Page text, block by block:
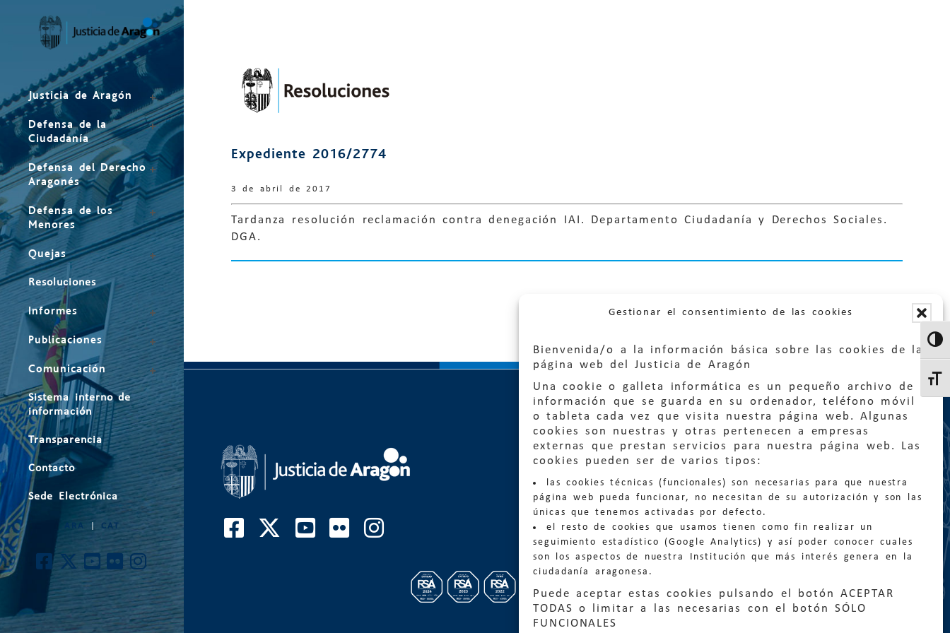
Gestionar el consentimiento de las cookies
Bienvenida/o a la información básica sobre las cookies de la
página web del Justicia de Aragón
Una cookie o galleta informática es un pequeño archivo de
información que se guarda en su ordenador, teléfono móvil
o tableta cada vez que visita nuestra página web. Algunas
cookies son nuestras y otras pertenecen a empresas
externas que prestan servicios para nuestra página web. Las
cookies pueden ser de varios tipos:
las cookies técnicas (funcionales) son necesarias para que nuestra
página web pueda funcionar, no necesitan de su autorización y son las
únicas que tenemos activadas por defecto.
el resto de cookies que usamos tienen como fin realizar un
seguimiento estadístico (Google Analytics) y así poder conocer cuales
son los aspectos de nuestra Institución que más interés genera en la
ciudadanía aragonesa.
Puede aceptar estas cookies pulsando el botón ACEPTAR
TODAS o limitar a las necesarias con el botón SÓLO
FUNCIONALES
Justicia de Aragón
Defensa de la
Ciudadanía
Defensa del Derecho
Aragonés
Defensa de los
Menores
Quejas
Resoluciones
Informes
Publicaciones
Comunicación
Sistema interno de
información
Transparencia
Contacto
Sede Electrónica
CAT
Expediente 2016/2774
3 de abril de 2017
Tardanza resolución reclamación contra denegación IAI. Departamento Ciudadanía y Derechos Sociales.
DGA.
Quejas:quejas@eljusticiadearagon.es
Información general:
informacion@eljusticiadearagon.es
Teléfonos: 900 210 210/ 976 399 354